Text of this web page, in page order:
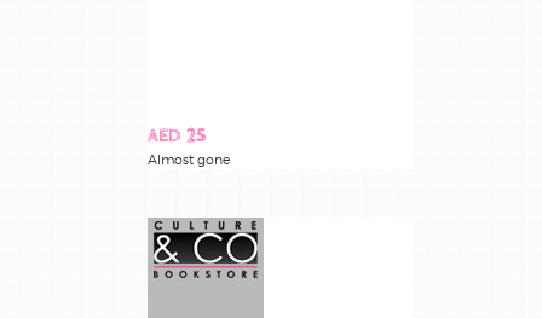
AED 25
Almost gone